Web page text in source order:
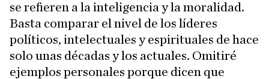
se refieren a la inteligencia y la moralidad.
Basta comparar el nivel de los líderes
políticos, intelectuales y espirituales de hace
solo unas décadas y los actuales. Omitiré
ejemplos personales porque dicen que